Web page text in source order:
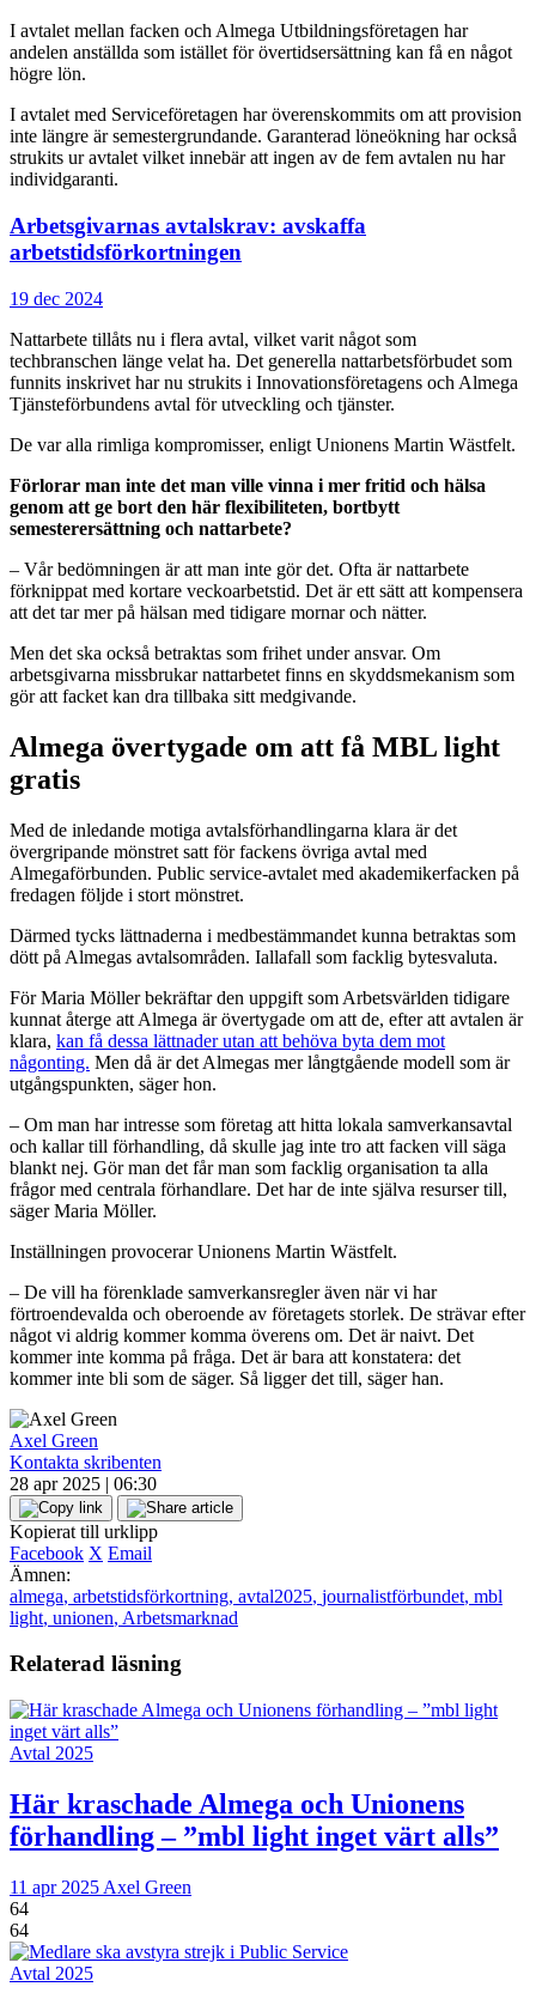
I avtalet mellan facken och Almega Utbildningsföretagen har
andelen anställda som istället för övertidsersättning kan få en något
högre lön.
I avtalet med Serviceföretagen har överenskommits om att provision
inte längre är semestergrundande. Garanterad löneökning har också
strukits ur avtalet vilket innebär att ingen av de fem avtalen nu har
individgaranti.
Arbetsgivarnas avtalskrav: avskaffa
arbetstidsförkortningen
19 dec 2024
Nattarbete tillåts nu i flera avtal, vilket varit något som
techbranschen länge velat ha. Det generella nattarbetsförbudet som
funnits inskrivet har nu strukits i Innovationsföretagens och Almega
Tjänsteförbundens avtal för utveckling och tjänster.
De var alla rimliga kompromisser, enligt Unionens Martin Wästfelt.
Förlorar man inte det man ville vinna i mer fritid och hälsa
genom att ge bort den här flexibiliteten, bortbytt
semesterersättning och nattarbete?
– Vår bedömningen är att man inte gör det. Ofta är nattarbete
förknippat med kortare veckoarbetstid. Det är ett sätt att kompensera
att det tar mer på hälsan med tidigare mornar och nätter.
Men det ska också betraktas som frihet under ansvar. Om
arbetsgivarna missbrukar nattarbetet finns en skyddsmekanism som
gör att facket kan dra tillbaka sitt medgivande.
Almega övertygade om att få MBL light
gratis
Med de inledande motiga avtalsförhandlingarna klara är det
övergripande mönstret satt för fackens övriga avtal med
Almegaförbunden. Public service-avtalet med akademikerfacken på
fredagen följde i stort mönstret.
Därmed tycks lättnaderna i medbestämmandet kunna betraktas som
dött på Almegas avtalsområden. Iallafall som facklig bytesvaluta.
För Maria Möller bekräftar den uppgift som Arbetsvärlden tidigare
kunnat återge att Almega är övertygade om att de, efter att avtalen är
klara, kan få dessa lättnader utan att behöva byta dem mot
någonting. Men då är det Almegas mer långtgående modell som är
utgångspunkten, säger hon.
– Om man har intresse som företag att hitta lokala samverkansavtal
och kallar till förhandling, då skulle jag inte tro att facken vill säga
blankt nej. Gör man det får man som facklig organisation ta alla
frågor med centrala förhandlare. Det har de inte själva resurser till,
säger Maria Möller.
Inställningen provocerar Unionens Martin Wästfelt.
– De vill ha förenklade samverkansregler även när vi har
förtroendevalda och oberoende av företagets storlek. De strävar efter
något vi aldrig kommer komma överens om. Det är naivt. Det
kommer inte komma på fråga. Det är bara att konstatera: det
kommer inte bli som de säger. Så ligger det till, säger han.
Axel Green
Kontakta skribenten
28 apr 2025 | 06:30
Kopierat till urklipp
Facebook X Email
Ämnen:
almega, arbetstidsförkortning, avtal2025, journalistförbundet, mbl
light, unionen, Arbetsmarknad
Relaterad läsning
Avtal 2025
Här kraschade Almega och Unionens
förhandling – ”mbl light inget värt alls”
11 apr 2025 Axel Green
64
64
Avtal 2025